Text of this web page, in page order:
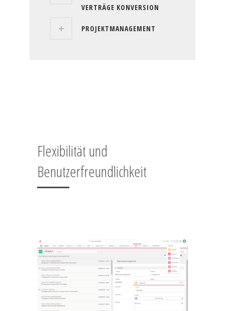
VERTRÄGE KONVERSION
PROJEKTMANAGEMENT
Flexibilität und
Benutzerfreundlichkeit